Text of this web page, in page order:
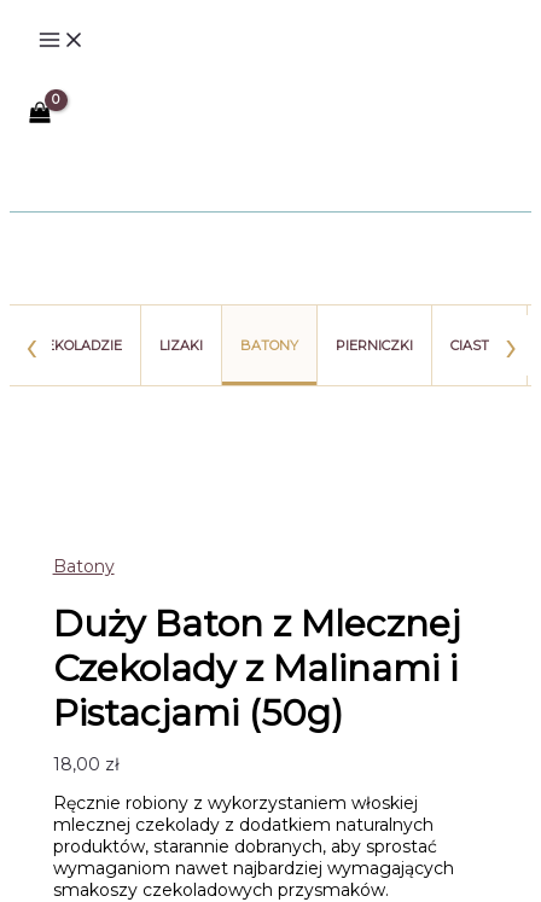
‹
W CZEKOLADZIE LIZAKI BATONY PIERNICZKI CIASTKA›
Batony
Duży Baton z Mlecznej
Czekolady z Malinami i
Pistacjami (50g)
18,00 zł
Ręcznie robiony z wykorzystaniem włoskiej
mlecznej czekolady z dodatkiem naturalnych
produktów, starannie dobranych, aby sprostać
wymaganiom nawet najbardziej wymagających
smakoszy czekoladowych przysmaków.